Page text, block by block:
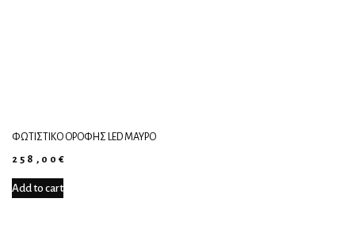
ΦΩΤΙΣΤΙΚΌ ΟΡΟΦΉΣ LED ΜΑΎΡΟ
258,00€
Add to cart